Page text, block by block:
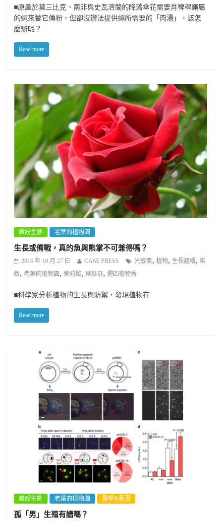
■原產於莫三比克、南非與史瓦濟蘭的降落傘花需要肖稗稈蠅屬
的蠅來替它傳粉，但卻沒辦法提供蠅所需要的「肉湯」，該怎
麼辦呢？
Read more
繽紛生態 老葉的植物園
生長或備戰，真的魚與熊掌不可兼得嗎？
2016 年 10 月 27 日 CASE PRESS 光敏素,植物, 生長趨緩,禦
敵,老葉的植物園 ,茉莉酸,葉綠舒,週四植物秀
■科學家分析植物的生長與防禦，發現植物在
Read more
繽紛生態 老葉的植物園 醫學&基因
孤「男」生殖有譜嗎？